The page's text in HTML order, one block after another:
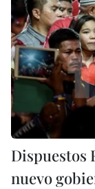
Dispuestos
nuevo